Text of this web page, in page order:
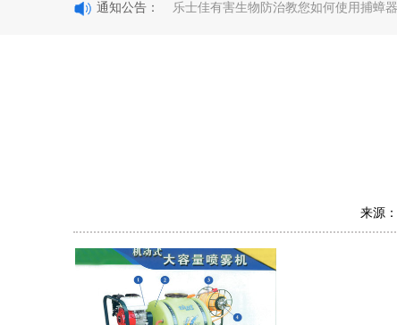
通知公告：
乐士佳有害生物防治教您如何使用捕蟑器
来源